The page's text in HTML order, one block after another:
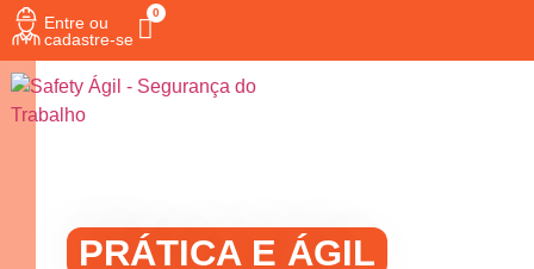
Entre ou
cadastre-se
TRABALHO
PRÁTICA E ÁGIL